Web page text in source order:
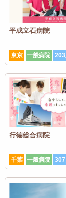
平成立石病院
東京 一般病院 203
行徳総合病院
千葉 一般病院 307